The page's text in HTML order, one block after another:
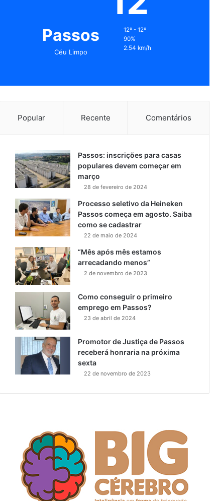
Passos
Céu Limpo
12º - 12º
90%
2.54 km/h
Popular Recente Comentários
Passos: inscrições para casas
populares devem começar em
março
28 de fevereiro de 2024
Processo seletivo da Heineken
Passos começa em agosto. Saiba
como se cadastrar
22 de maio de 2024
“Mês após mês estamos
arrecadando menos”
2 de novembro de 2023
Como conseguir o primeiro
emprego em Passos?
23 de abril de 2024
Promotor de Justiça de Passos
receberá honraria na próxima
sexta
22 de novembro de 2023